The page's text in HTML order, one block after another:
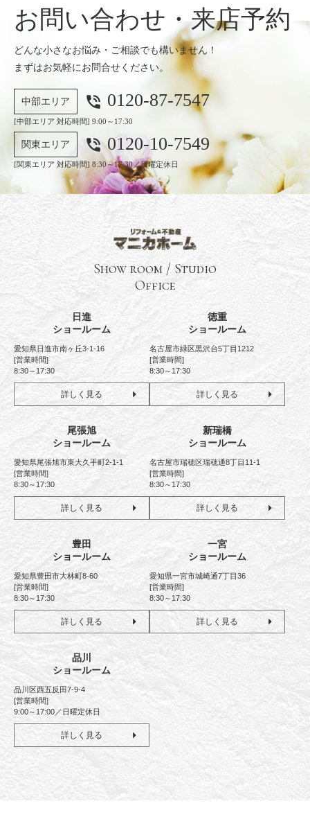
お問い合わせ・来店予約
どんな小さなお悩み・ご相談でも構いません！
まずはお気軽にお問合せください。
中部エリア phone_in_talk 0120-87-7547
[中部エリア 対応時間] 9:00～17:30
関東エリア phone_in_talk 0120-10-7549
[関東エリア 対応時間] 8:30～17:30／日曜定休日
Show room / Studio
Office
日進
ショールーム
愛知県日進市南ヶ丘3-1-16
[営業時間]
8:30～17:30
詳しく見る
徳重
ショールーム
名古屋市緑区黒沢台5丁目1212
[営業時間]
8:30～17:30
詳しく見る
尾張旭
ショールーム
愛知県尾張旭市東大久手町2-1-1
[営業時間]
8:30～17:30
詳しく見る
新瑞橋
ショールーム
名古屋市瑞穂区瑞穂通8丁目11-1
[営業時間]
8:30～17:30
詳しく見る
豊田
ショールーム
愛知県豊田市大林町8-60
[営業時間]
8:30～17:30
詳しく見る
一宮
ショールーム
愛知県一宮市城崎通7丁目36
[営業時間]
8:30～17:30
詳しく見る
品川
ショールーム
品川区西五反田7-9-4
[営業時間]
9:00～17:00／日曜定休日
詳しく見る